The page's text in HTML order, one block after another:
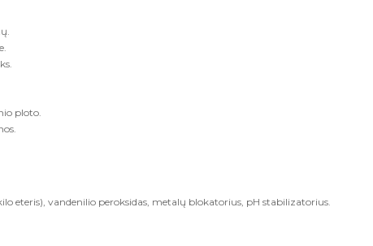
ploto.
eteris), vandenilio peroksidas, metalų blokatorius, pH stabilizatorius.